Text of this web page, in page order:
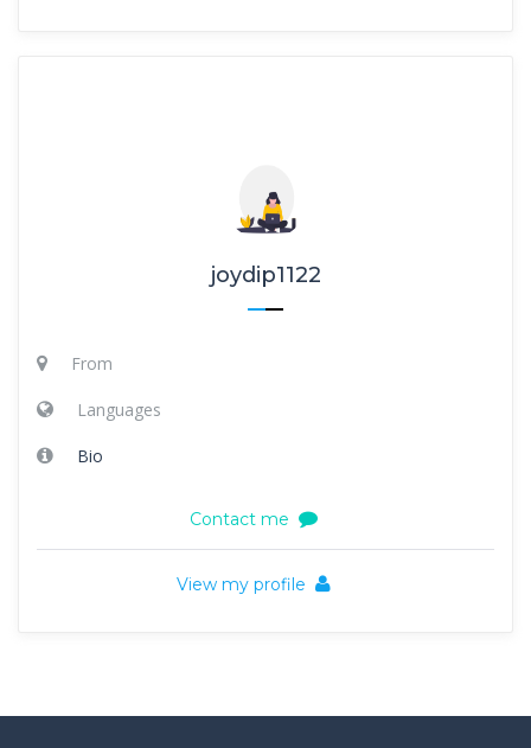
joydip1122
From
Languages
Bio
Contact me
View my profile